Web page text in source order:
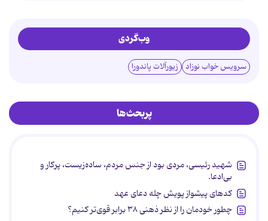
وب‌گردی
سرویس خواب نوزاد زیورآلات پاندورا
پربحث‌ها
شهید رئیسی، مردی بود از جنس مردم، ساده‌زیست، پرکار و
بی‌ادعا.
کدهای پیشواز پویش چله دعای عهد
چطور خودمان را از نظر ذهنی ۳۸ برابر قوی‌تر کنیم؟